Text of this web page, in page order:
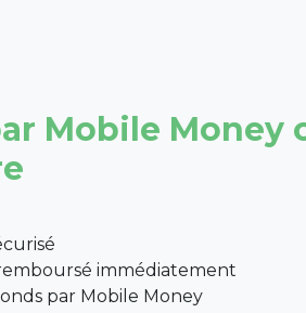
Mobile Money
immédiatement
par Mobile Money